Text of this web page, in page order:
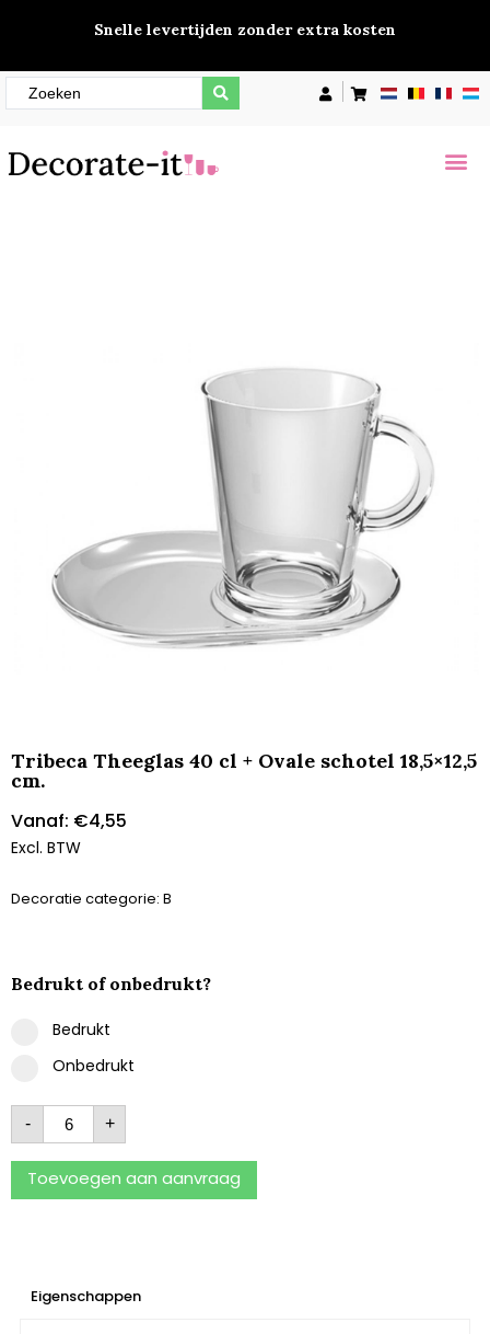
Snelle levertijden zonder extra kosten
Tribeca Theeglas 40 cl + Ovale schotel 18,5×12,5
cm.
Vanaf: €4,55
Excl. BTW
Decoratie categorie: B
Bedrukt of onbedrukt?
Bedrukt
Onbedrukt
- +
Toevoegen aan aanvraag
Eigenschappen